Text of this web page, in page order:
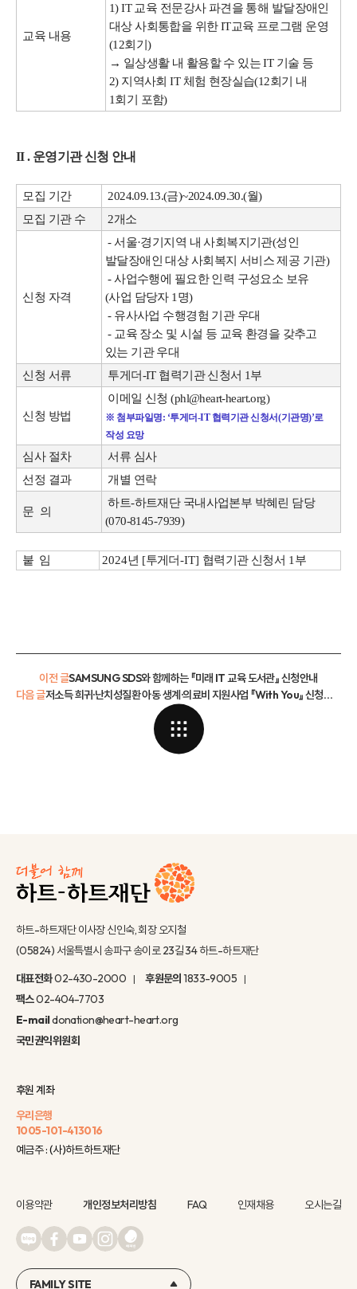
교육 내용
1) IT 교육 전문강사 파견을 통해 발달장애인
대상 사회통합을 위한 IT교육 프로그램 운영
(12회기)
→ 일상생활 내 활용할 수 있는 IT 기술 등
2) 지역사회 IT 체험 현장실습(12회기 내
1회기 포함)
II . 운영기관 신청 안내
모집 기간
2024.09.13.(금)~2024.09.30.(월)
모집 기관 수
2개소
신청 자격
- 서울·경기지역 내 사회복지기관(성인
발달장애인 대상 사회복지 서비스 제공 기관)
- 사업수행에 필요한 인력 구성요소 보유
(사업 담당자 1명)
- 유사사업 수행경험 기관 우대
- 교육 장소 및 시설 등 교육 환경을 갖추고
있는 기관 우대
신청 서류
투게더-IT 협력기관 신청서 1부
신청 방법
이메일 신청 (phl@heart-heart.org)
※ 첨부파일명: ‘투게더-IT 협력기관 신청서(기관명)’로
작성 요망
심사 절차
서류 심사
선정 결과
개별 연락
문 의
하트-하트재단 국내사업본부 박혜린 담당
(070-8145-7939)
붙 임 2024년 [투게더-IT] 협력기관 신청서 1 부
이전 글SAMSUNG SDS와 함께하는 『미래 IT 교육 도서관』 신청안내
저소득 희귀·난치성질환 아동 생계·의료비 지원사업 『With You』 신청안내
다음 글
하트-하트재단 이사장 신인숙, 회장 오지철
(05824) 서울특별시 송파구 송이로 23길 34 하트-하트재단
대표전화02-430-2000 후원문의1833-9005
팩스02-404-7703
E-maildonation@heart-heart.org
국민권익위원회
후원 계좌
우리은행
1005-101-413016
예금주 : (사)하트하트재단
이용약관 개인정보처리방침 FAQ 인재채용 오시는길
FAMILY SITE